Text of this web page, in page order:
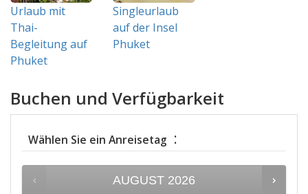
Urlaub mit
Thai-
Begleitung auf
Phuket
Singleurlaub
auf der Insel
Phuket
Buchen und Verfügbarkeit
Wählen Sie ein Anreisetag :
AUGUST 2026